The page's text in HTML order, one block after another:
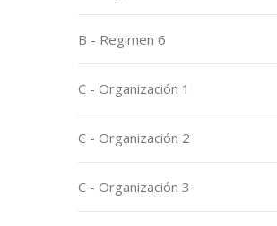
B - Regimen 6
C - Organización 1
C - Organización 2
C - Organización 3